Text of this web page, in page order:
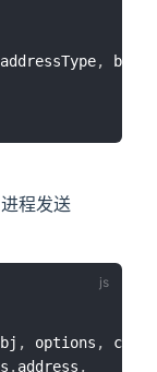
addressType,
程发送
, options , cb
. address ,